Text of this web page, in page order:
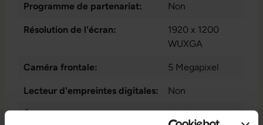
Programme de partenariat: Non
Résolution de l'écran:
1920 x 1200
WUXGA
Caméra frontale: 5 Megapixel
Lecteur d'empreintes digitales: Non
État: Neuf